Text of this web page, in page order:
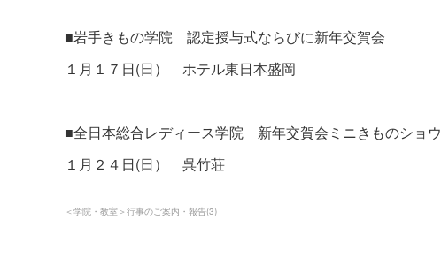
■岩手きもの学院 認定授与式ならびに新年交賀会
１月１７日(日） ホテル東日本盛岡
■全日本総合レディース学院 新年交賀会ミニきものショウ
１月２４日(日） 呉竹荘
＜学院・教室＞行事のご案内・報告(3)